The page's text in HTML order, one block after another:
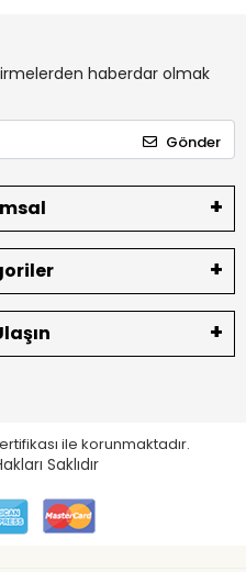
haberdar olmak
Gönder
ile korunmaktadır.
Saklıdır